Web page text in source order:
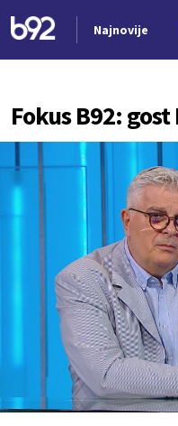
Najnovije
Fokus B92: